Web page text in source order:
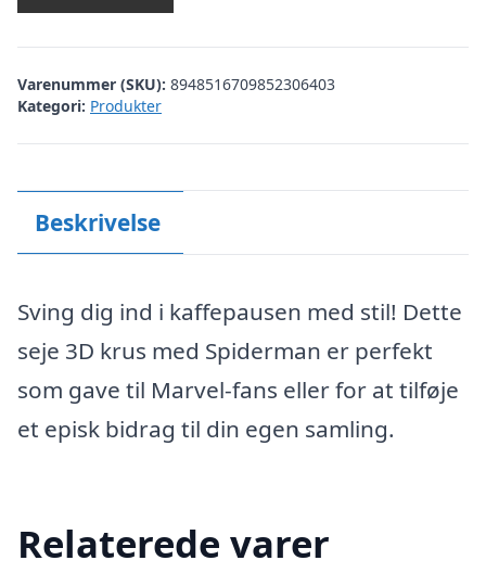
Varenummer (SKU): 8948516709852306403
Kategori: Produkter
Beskrivelse
Sving dig ind i kaffepausen med stil! Dette
seje 3D krus med Spiderman er perfekt
som gave til Marvel-fans eller for at tilføje
et episk bidrag til din egen samling.
Relaterede varer